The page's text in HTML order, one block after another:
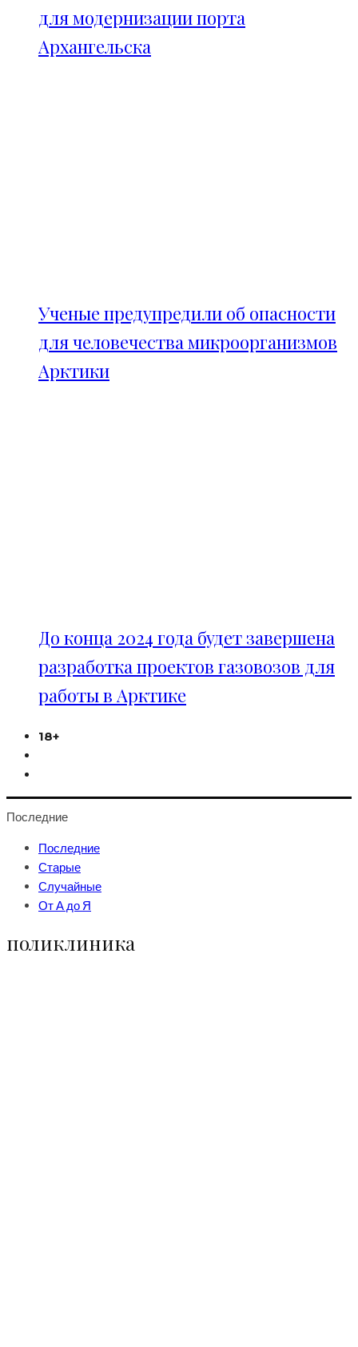
для модернизации порта
Архангельска
Ученые предупредили об опасности
для человечества микроорганизмов
Арктики
До конца 2024 года будет завершена
разработка проектов газовозов для
работы в Арктике
18+
Последние
Последние
Старые
Случайные
От А до Я
поликлиника